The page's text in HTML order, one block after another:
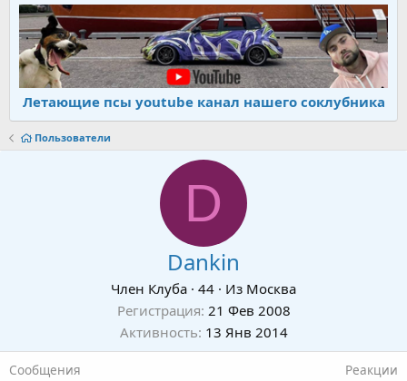
Летающие псы youtube канал нашего соклубника
Пользователи
D
Dankin
Член Клуба · 44 · Из Москва
Регистрация 21 Фев 2008
Активность 13 Янв 2014
Сообщения Реакции